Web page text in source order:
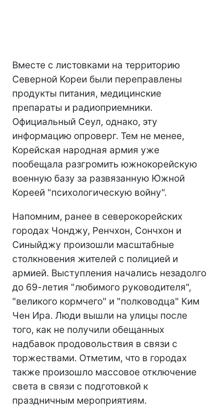
Вместе с листовками на территорию
Северной Кореи были переправлены
продукты питания, медицинские
препараты и радиоприемники.
Официальный Сеул, однако, эту
информацию опроверг. Тем не менее,
Корейская народная армия уже
пообещала разгромить южнокорейскую
военную базу за развязанную Южной
Кореей "психологическую войну".
Напомним, ранее в северокорейских
городах Чонджу, Ренчхон, Сончхон и
Синыйджу произошли масштабные
столкновения жителей с полицией и
армией. Выступления начались незадолго
до 69-летия "любимого руководителя",
"великого кормчего" и "полководца" Ким
Чен Ира. Люди вышли на улицы после
того, как не получили обещанных
надбавок продовольствия в связи с
торжествами. Отметим, что в городах
также произошло массовое отключение
света в связи с подготовкой к
праздничным мероприятиям.